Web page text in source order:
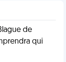
Blague de
qui